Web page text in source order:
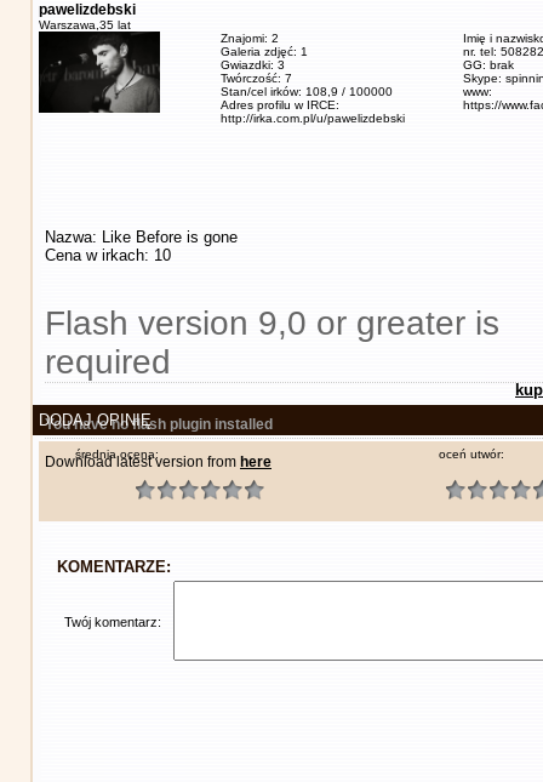
pawelizdebski
Warszawa, 35 lat
Znajomi: 2
Galeria zdjęć: 1
Gwiazdki: 3
Twórczość: 7
Stan/cel irków: 108,9 / 100000
Adres profilu w IRCE:
http://irka.com.pl/u/pawelizdebski
Imię i
nr. tel:
GG: brak
Skype:
www:
https://
Nazwa: Like Before is gone
Cena w irkach: 10
Flash version 9,0 or greater is
required
You have no flash plugin installed
Download latest version from here
DODAJ OPINIĘ
średnia ocena: oceń utwór:
KOMENTARZE:
Twój komentarz: